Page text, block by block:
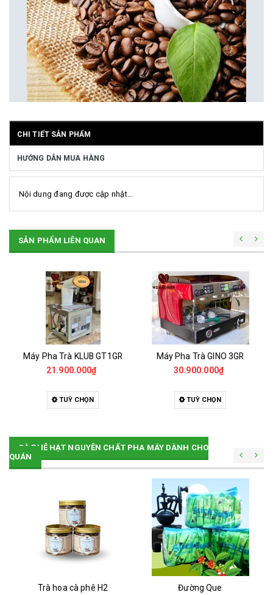
CHI TIẾT SẢN PHẨM
HƯỚNG DẪN MUA HÀNG
Nội dung đang được cập nhật...
SẢN PHẨM LIÊN QUAN
Máy Pha Trà KLUB GT1GR
21.900.000₫
TUỲ CHỌN
Máy Pha Trà GINO 3GR
30.900.000₫
TUỲ CHỌN
CÀ PHÊ HẠT NGUYÊN CHẤT PHA MÁY DÀNH CHO
QUÁN
Trà hoa cà phê H2
Đường Que